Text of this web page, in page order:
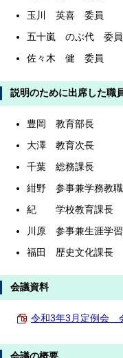
玉川 英喜 委員
五十嵐 のぶ代 委員
佐々木 健 委員
説明のために出席した職
豊岡 教育部長
大澤 教育次長
千葉 総務課長
紺野 参事兼学務教
紀 学校教育課長
川原 参事兼生涯学
福田 歴史文化課長
会議資料
令和3年3月定例会
会議の概要